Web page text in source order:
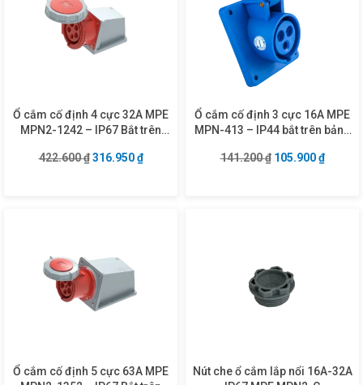
Ổ cắm cố định 4 cực 32A MPE
MPN2-1242 – IP67 Bắt trên
422.600₫ Giá gốc là: 422.600 ₫.
316.950₫Giá hiện tại là: 316.950 ₫.
Ổ cắm cố định 3 cực 16A MPE
MPN-413 – IP44 bắt trên bảng
141.200₫ Giá gốc là:
105.900₫Giá
Ổ cắm cố định 5 cực 63A MPE
Nút che ổ cắm lắp nổi 16A-32A